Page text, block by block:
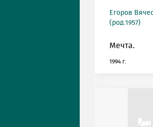
Егоров
(род.1957)
Мечта.
1994 г.